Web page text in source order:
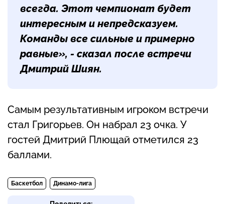
всегда. Этот чемпионат будет
интересным и непредсказуем.
Команды все сильные и примерно
равные», - сказал после встречи
Дмитрий Шиян.
Самым результативным игроком встречи
стал Григорьев. Он набрал 23 очка. У
гостей Дмитрий Плющай отметился 23
баллами.
Баскетбол Динамо-лига